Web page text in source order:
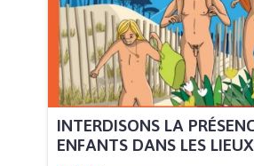
INTERDISONS LA
ENFANTS DANS LES